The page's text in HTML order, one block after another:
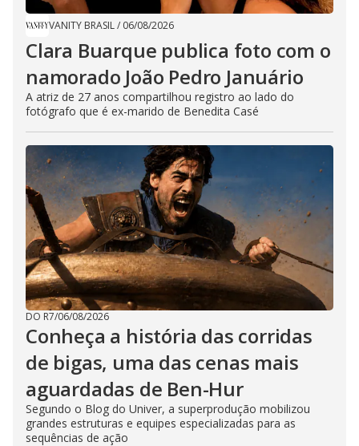
VANITY BRASIL/ 06/08/2026
Clara Buarque publica foto com o
namorado João Pedro Januário
A atriz de 27 anos compartilhou registro ao lado do
fotógrafo que é ex-marido de Benedita Casé
DO R7/06/08/2026
Conheça a história das corridas
de bigas, uma das cenas mais
aguardadas de Ben-Hur
Segundo o Blog do Univer, a superprodução mobilizou
grandes estruturas e equipes especializadas para as
sequências de ação